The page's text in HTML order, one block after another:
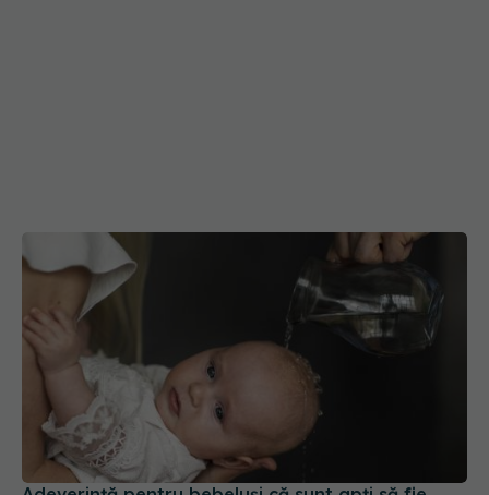
Adeverință pentru bebeluși că sunt apți să fie
botezați. Sandra Alexiu: Să le recomand să
schimbe preotul?